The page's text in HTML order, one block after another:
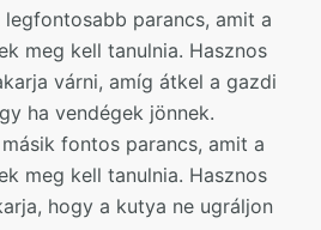
legfontosabb parancs, amit a
meg kell tanulnia. Hasznos
várni, amíg átkel a gazdi
ha vendégek jönnek.
fontos parancs, amit a
meg kell tanulnia. Hasznos
hogy a kutya ne ugráljon